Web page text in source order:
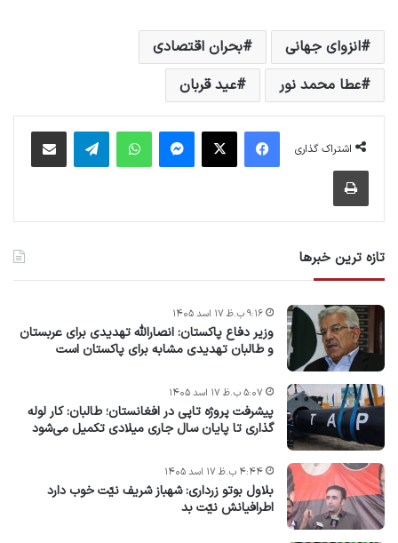
انزوای جهانی
بحران اقتصادی
عطا محمد نور
عید قربان
اشتراک گذاری
فیس بوک X پیام رسان واتس آپ تلگرام اشتراک گذاری از طریق ایمیل
چاپ
تازه ترین خبرها
وزیر دفاع پاکستان: انصارالله تهدیدی برای عربستان
و طالبان تهدیدی مشابه برای پاکستان است
۹:۱۶ ب.ظ ۱۷ اسد ۱۴۰۵
پیشرفت پروژه‌ تاپی در افغانستان؛ طالبان: کار لوله
گذاری تا پایان سال جاری میلادی تکمیل می‌شود
۵:۰۷ ب.ظ ۱۷ اسد ۱۴۰۵
بلاول بوتو زرداری: شهباز شریف نیّت خوب دارد
اطرافیانش نیّت بد
۴:۴۴ ب.ظ ۱۷ اسد ۱۴۰۵